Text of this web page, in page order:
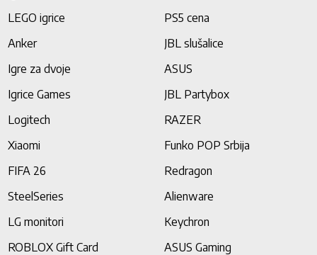
LEGO igrice
PS5 cena
Anker
JBL slušalice
Igre za dvoje
ASUS
Igrice Games
JBL Partybox
Logitech
RAZER
Xiaomi
Funko POP Srbija
FIFA 26
Redragon
SteelSeries
Alienware
LG monitori
Keychron
ROBLOX Gift Card
ASUS Gaming